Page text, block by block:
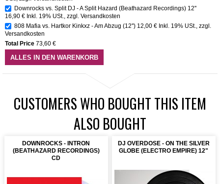
Downrocks vs. Split DJ - A Split Hazard (Beathazard Recordings) 12''
16,90 € Inkl. 19% USt. zzgl. Versandkosten
808 Mafia vs. Hartkor Kinkxz - Am Abzug (12'') 12,00 € Inkl. 19% USt. zzgl.
Versandkosten
Total Price 73,60 €
ALLES IN DEN WARENKORB
CUSTOMERS WHO BOUGHT THIS ITEM
ALSO BOUGHT
DOWNROCKS - INTRON
(BEATHAZARD RECORDINGS)
CD
DJ OVERDOSE - ON THE SILVER
GLOBE (ELECTRO EMPIRE) 12"